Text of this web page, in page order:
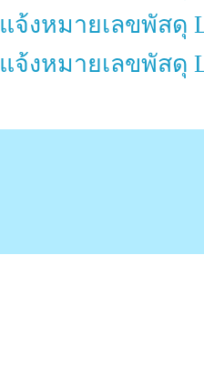
แจ้งหมายเลขพัสดุ
แจ้งหมายเลขพัสดุ